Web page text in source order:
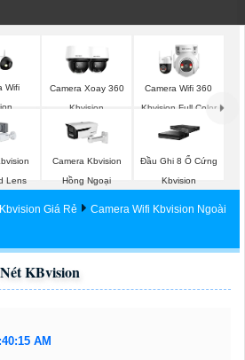
Wifi
Camera Xoay 360
Kbvision
Camera Wifi 360
Kbvision Full Color
Lens
Camera Kbvision
Hồng Ngoại
Đầu Ghi 8 Ổ Cứng
Kbvision
Giá Rẻ
Camera Wifi Kbvision Ngoài
KBvision
AM